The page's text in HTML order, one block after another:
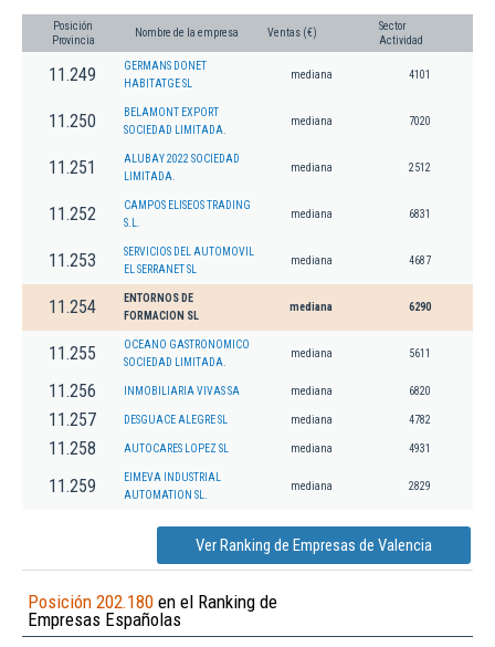
Posición
Provincia
Nombre de la empresa Ventas (€)
Sector
Actividad
11.249
GERMANS DONET
HABITATGE SL
mediana 4101
11.250
BELAMONT EXPORT
SOCIEDAD LIMITADA.
mediana 7020
11.251
ALUBAY 2022 SOCIEDAD
LIMITADA.
mediana 2512
11.252
CAMPOS ELISEOS TRADING
S.L.
mediana 6831
11.253
SERVICIOS DEL AUTOMOVIL
EL SERRANET SL
mediana 4687
11.254
ENTORNOS DE
FORMACION SL
mediana 6290
11.255
OCEANO GASTRONOMICO
SOCIEDAD LIMITADA.
mediana 5611
11.256 INMOBILIARIA VIVAS SA mediana 6820
11.257 DESGUACE ALEGRE SL mediana 4782
11.258 AUTOCARES LOPEZ SL mediana 4931
11.259
EIMEVA INDUSTRIAL
AUTOMATION SL.
mediana 2829
Ver Ranking de Empresas de Valencia
Posición 202.180 en el Ranking de
Empresas Españolas